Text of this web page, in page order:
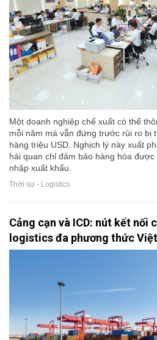
Một doanh nghiệp chế xuất có thể
mỗi năm mà vẫn đứng trước rủi ro bị
hàng triệu USD. Nghịch lý này xuất
hải quan chỉ đảm bảo hàng hóa
nhập xuất khẩu.
Thời sự - Logistics
Cảng cạn và ICD: nút kết nối
logistics đa phương thức